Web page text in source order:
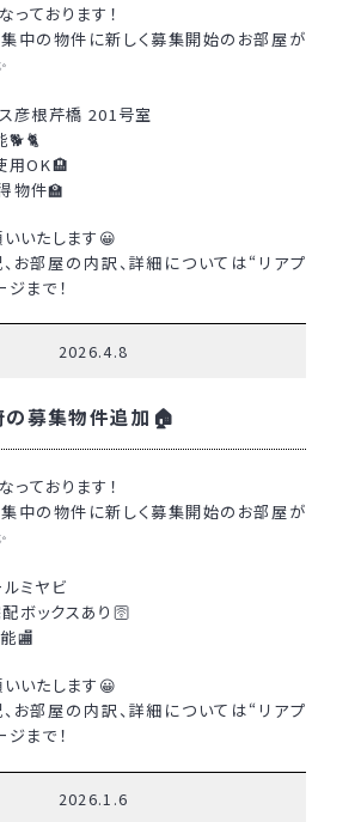
ております！
中の物件に新しく募集開始のお部屋が
ス彦根芹橋 201号室
🐕🐈
用OK🏨
物件🏫
いたします😀
お部屋の内訳、詳細については“リアプ
まで！
2026.4.8
の募集物件追加🏠
ております！
中の物件に新しく募集開始のお部屋が
ミヤビ
ボックスあり🛜
🏬
いたします😀
お部屋の内訳、詳細については“リアプ
まで！
2026.1.6